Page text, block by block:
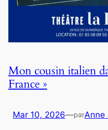
Mon cousin italien
France »
Mar 10, 2026—parAnne